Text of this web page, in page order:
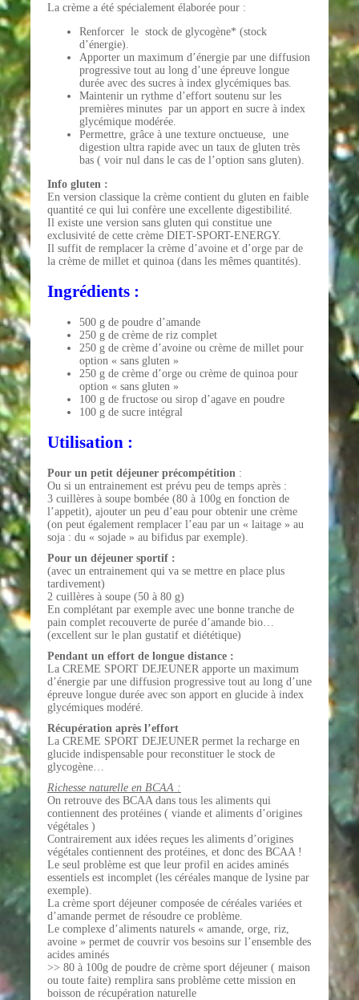
La crème a été spécialement élaborée pour :
Renforcer le stock de glycogène* (stock
d’énergie).
Apporter un maximum d’énergie par une diffusion
progressive tout au long d’une épreuve longue
durée avec des sucres à index glycémiques bas.
Maintenir un rythme d’effort soutenu sur les
premières minutes par un apport en sucre à index
glycémique modérée.
Permettre, grâce à une texture onctueuse, une
digestion ultra rapide avec un taux de gluten très
bas ( voir nul dans le cas de l’option sans gluten).
Info gluten :
En version classique la crème contient du gluten en faible
quantité ce qui lui confère une excellente digestibilité.
Il existe une version sans gluten qui constitue une
exclusivité de cette crème DIET-SPORT-ENERGY.
Il suffit de remplacer la crème d’avoine et d’orge par de
la crème de millet et quinoa (dans les mêmes quantités).
Ingrédients :
500 g de poudre d’amande
250 g de crème de riz complet
250 g de crème d’avoine ou crème de millet pour
option « sans gluten »
250 g de crème d’orge ou crème de quinoa pour
option « sans gluten »
100 g de fructose ou sirop d’agave en poudre
100 g de sucre intégral
Utilisation :
Pour un petit déjeuner précompétition :
Ou si un entrainement est prévu peu de temps après :
3 cuillères à soupe bombée (80 à 100g en fonction de
l’appetit), ajouter un peu d’eau pour obtenir une crème
(on peut également remplacer l’eau par un « laitage » au
soja : du « sojade » au bifidus par exemple).
Pour un déjeuner sportif :
(avec un entrainement qui va se mettre en place plus
tardivement)
2 cuillères à soupe (50 à 80 g)
En complétant par exemple avec une bonne tranche de
pain complet recouverte de purée d’amande bio…
(excellent sur le plan gustatif et diététique)
Pendant un effort de longue distance :
La CREME SPORT DEJEUNER apporte un maximum
d’énergie par une diffusion progressive tout au long d’une
épreuve longue durée avec son apport en glucide à index
glycémiques modéré.
Récupération après l’effort
La CREME SPORT DEJEUNER permet la recharge en
glucide indispensable pour reconstituer le stock de
glycogène…
Richesse naturelle en BCAA :
On retrouve des BCAA dans tous les aliments qui
contiennent des protéines ( viande et aliments d’origines
végétales )
Contrairement aux idées reçues les aliments d’origines
végétales contiennent des protéines, et donc des BCAA !
Le seul problème est que leur profil en acides aminés
essentiels est incomplet (les céréales manque de lysine par
exemple).
La crème sport déjeuner composée de céréales variées et
d’amande permet de résoudre ce problème.
Le complexe d’aliments naturels « amande, orge, riz,
avoine » permet de couvrir vos besoins sur l’ensemble des
acides aminés
>> 80 à 100g de poudre de crème sport déjeuner ( maison
ou toute faite) remplira sans problème cette mission en
boisson de récupération naturelle